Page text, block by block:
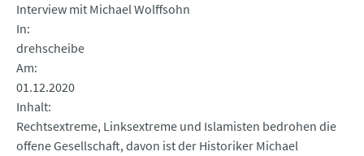
Interview mit Michael Wolffsohn
In
drehscheibe
Am
01.12.2020
Inhalt
Rechtsextreme, Linksextreme und Islamisten bedrohen die
offene Gesellschaft, davon ist der Historiker Michael